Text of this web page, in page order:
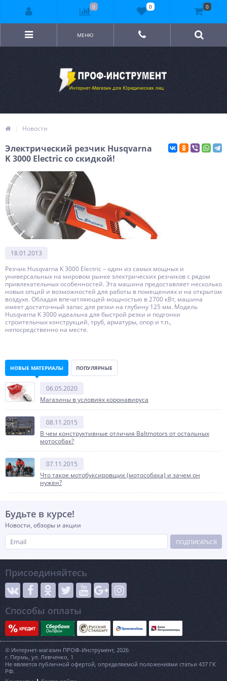
МЕНЮ
Новости
Электрический резчик Husqvarna
K 3000 Electric со скидкой!
18.01.2013
Резчик Husqvarna K 3000 Electric – один из самых мощных и
универсальных на мировом рынке электрических резчиков с рядом
привлекательных особенностей. Эта машина предоставляет несколько
новых опций и возможностей для работы в помещениях и на открытом
воздухе. Обладая впечатляющей мощностью в 2700 кВт, машина
имеет достаточный запас для резки на глубину 125 мм. Модель
Husqvarna K 3000 идеальна для быстрой резки и подгонки
строительных конструкций, труб, арматуры, опор и т.п.,
непосредственно на месте.
НОВЫЕ МАТЕРИАЛЫ ПОПУЛЯРНЫЕ
06.05.2020
Магазины в условиях коронавируса
08.11.2015
В чем конструктивные отличия Baltmotors от остальных
мотособак?
07.11.2015
Что такое мотобуксировщик (мотособака) и зачем он
нужен?
Будьте в курсе!
Новости, обзоры и акции
ПОДПИСАТЬСЯ
Присоединяйтесь
Способы оплаты
© Интернет-магазин ПРОФ-Инструмент, 2026
г. Пермь, ул. Левченко, 1
Не является публичной офертой, определяемой положениями статьи 437 ГК
РФ.
0 0 0